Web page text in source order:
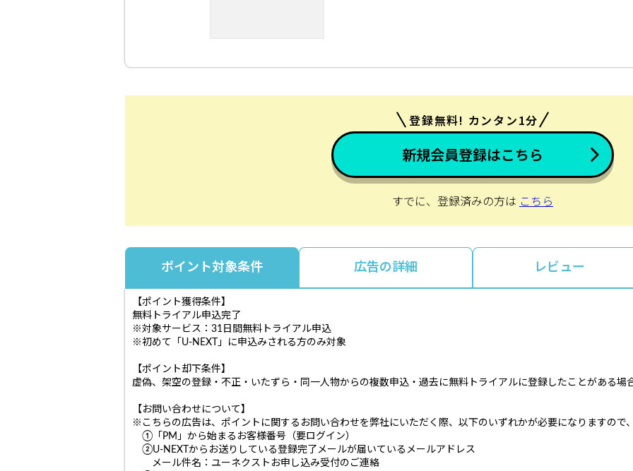
登録無料! カンタン1分
新規会員登録はこちら
すでに、登録済みの方は こちら
ポイント対象条件 広告の詳細 レビュー
【ポイント獲得条件】
無料トライアル申込完了
※対象サービス：31日間無料トライアル申込
※初めて「U-NEXT」に申込みされる方のみ対象
【ポイント却下条件】
虚偽、架空の登録・不正・いたずら・同一人物からの複数申込・過去に無料トライアルに登録したことがある場
【お問い合わせについて】
※こちらの広告は、ポイントに関するお問い合わせを弊社にいただく際、以下のいずれかが必要になりますので
①「PM」から始まるお客様番号（要ログイン）
②U-NEXTからお送りしている登録完了メールが届いているメールアドレス
メール件名：ユーネクストお申し込み受付のご連絡